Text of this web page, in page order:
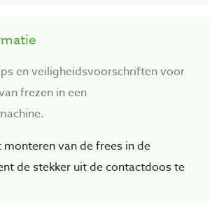
en veiligheidsvoorschriften voor
frezen in een
monteren van de frees in de
de stekker uit de contactdoos te